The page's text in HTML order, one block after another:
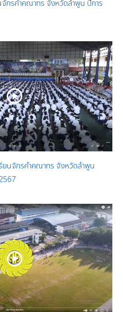
จักรคำคณาทร จังหวัดลำพูน ปีการ
ยนจักรคำคณาทร จังหวัดลำพูน